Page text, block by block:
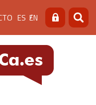
ES EN Buscar